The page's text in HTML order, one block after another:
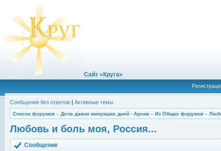
Сайт «Круга»
Сообщения без ответов | Активные темы
Список форумов » Дела давно минувших дней - Архив » Из Общих форумов »
Любовь и боль моя, Россия...
Сообщение